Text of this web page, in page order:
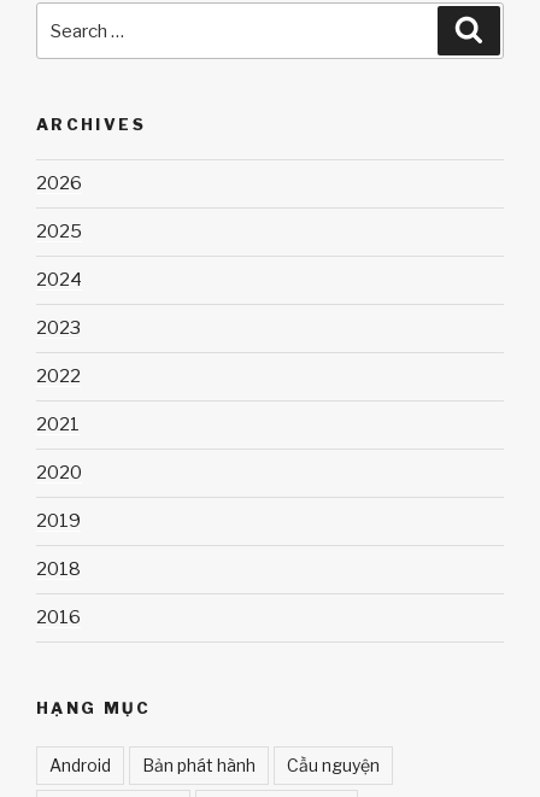
for:
ARCHIVES
2026
2025
2024
2023
2022
2021
2020
2019
2018
2016
HẠNG MỤC
Android Bản phát hành Cầu nguyện